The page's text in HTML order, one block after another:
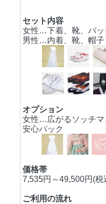
セット内容
女性…下着、靴、バッ
男性…内着、靴、帽子
オプション
女性…広がるソッチ
安心パック
価格帯
7,535円～49,500円(税
ご利用の流れ